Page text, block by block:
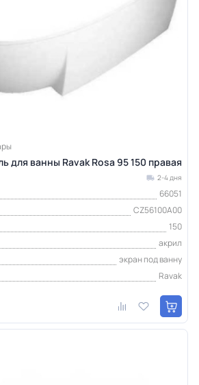
для ванны Ravak Rosa 95 150 правая
2-4 дня
66051
CZ56100A00
150
акрил
экран под ванну
Ravak